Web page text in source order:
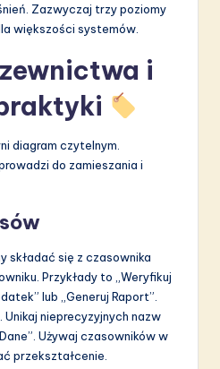
Zazwyczaj trzy poziomy
większości systemów.
i
diagram czytelnym.
do zamieszania i
składać się z czasownika
Przykłady to „Weryfikuj
lub „Generuj Raport”.
Unikaj nieprecyzyjnych nazw
Używaj czasowników w
przekształcenie.